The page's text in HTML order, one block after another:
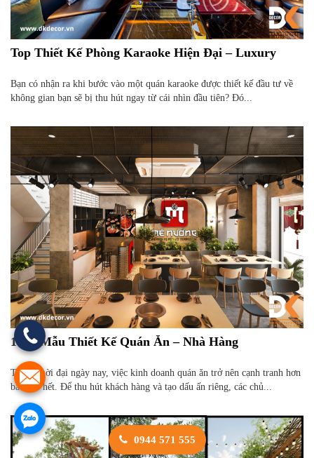
Top Thiết Kế Phòng Karaoke Hiện Đại – Luxury
Bạn có nhận ra khi bước vào một quán karaoke được thiết kế đầu tư về
không gian bạn sẽ bị thu hút ngay từ cái nhìn đầu tiên? Đó...
100+ Mẫu Thiết Kế Quán Ăn – Nhà Hàng
Trong thời đại ngày nay, việc kinh doanh quán ăn trở nên cạnh tranh hơn
bao giờ hết. Để thu hút khách hàng và tạo dấu ấn riêng, các chủ...
0944 571 555